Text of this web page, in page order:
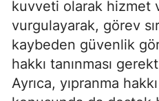
kuvveti olarak hizmet
vurgulayarak, görev
kaybeden güvenlik
hakkı tanınması
Ayrıca, yıpranma